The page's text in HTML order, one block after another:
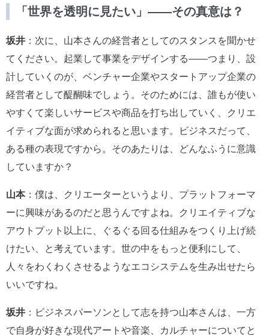
「世界を透明に見たい」――その真意は？
坂井 ：次に、山本さんの経営者としてのスタンスを聞かせ
てください。起業して事業をデザインする――つまり、設
計していくのが、ベンチャー企業やスタートアップ企業の
経営者として醍醐味でしょう。そのためには、誰もが使い
やすくて楽しいサービスや商品を打ち出していく、クリエ
イティブな面が求められると思います。ビジネスだって、
ある種の表現ですから。そのあたりは、どんなふうに意識
していますか？
山本：僕は、クリエーターというより、プラットフォーマ
ーに興味があるのだと思うんですよね。クリエイティブな
アウトプット以上に、ぐるぐる回る仕組みをつくり上げ続
けたい、と考えています。世の中をもっと便利にして、
人々をわくわくさせるようなエコシステムを生み出せたら
いいですね。
坂井 ：ビジネスパーソンとして志を持つ山本さんは、一方
で自身が好きな現代アートや音楽、カルチャーについてと